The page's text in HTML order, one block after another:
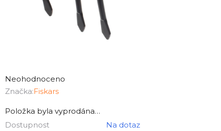
hodnocení
produktu
0,0
z
Neohodnoceno
Značka:Fiskars
Položka byla vyprodána…
Dostupnost
Na dotaz